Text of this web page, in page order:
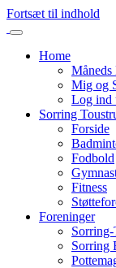
Fortsæt til indhold
Home
Måneds
Mig og
Log ind
Sorring
Forside
Fodbold
Fitness
Foreninger
Sorring